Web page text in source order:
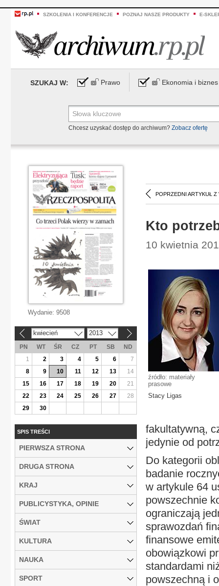
SZKOLENIA I KONFERENCJE POZNAJ NASZE PRODUKTY E-
SZUKAJ W: Prawo Ekonomia i biznes
Chcesz uzyskać dostęp do archiwum? Zobacz ofertę
POPRZEDNI ARTYKUŁ Z
Kto
10 kwietnia
źródło: materiały
prasowe
Stacy Ligas
fakultatywną,
jedynie od
Do kategorii
badanie
w artykule 64
powszechnie
ograniczają
sprawozdań
finansowe
obowiązkowi
standardami
powszechną i
Wydanie: 9508
kwiecień 2013
PN WT ŚR CZ PT SB
ND
1
2 3 4 5 6
7
8
9 10 11 12 13
14
15
16 17 18 19 20
21
22
23 24 25 26 27
28
29
30
SPIS TREŚCI
PIERWSZA STRONA
DRUGA STRONA
KRAJ
PUBLICYSTYKA, OPINIE
ŚWIAT
KULTURA
NAUKA
SPORT